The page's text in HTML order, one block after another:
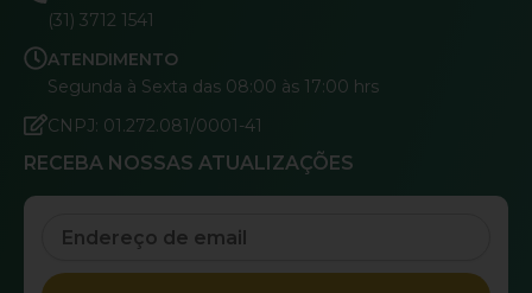
(31) 3712 1541
ATENDIMENTO
Segunda à Sexta das 08:00 às 17:00 hrs
CNPJ: 01.272.081/0001-41
RECEBA NOSSAS ATUALIZAÇÕES
Submit